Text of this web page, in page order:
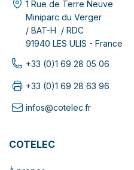
1 Rue de Terre Neuve
Miniparc du Verger
/ BAT-H / RDC
91940 LES ULIS - France
+33 (0)1 69 28 05 06
+33 (0)1 69 28 63 96
infos@cotelec.fr
COTELEC